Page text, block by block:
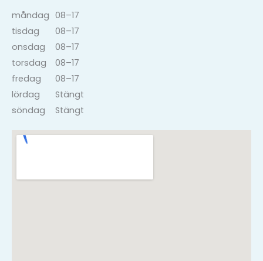
måndag
tisdag
onsdag
torsdag
fredag
lördag
söndag
08–17
08–17
08–17
08–17
08–17
Stängt
Stängt